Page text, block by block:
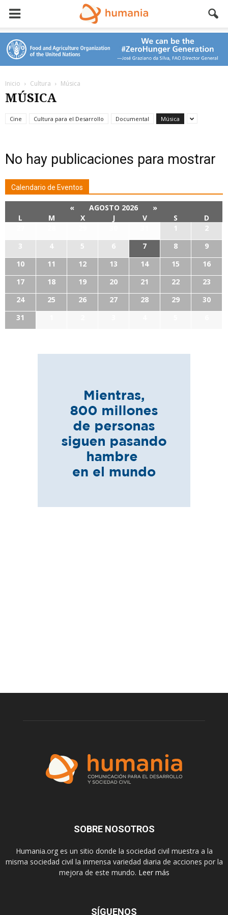
Inicio Cultura Música
MÚSICA
Cine Cultura para el Desarrollo Documental Música
No hay publicaciones para mostrar
Calendario de Eventos
« AGOSTO 2026
»
L
M X J V S
D
1
2
3
4 5 6 7 8
9
10
11 12 13 14 15
16
17
18 19 20 21 22
23
24
25 26 27 28 29
30
31
SOBRE NOSOTROS
Humania.org es un sitio donde la sociedad civil muestra a la
misma sociedad civil la inmensa variedad diaria de acciones por la
mejora de este mundo. Leer más
SÍGUENOS